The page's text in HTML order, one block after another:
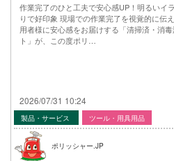
作業完了のひと工夫で安心感UP！明るいイ
りで好印象 現場での作業完了を視覚的に伝
用者様に安心感をお届けする「清掃済・消
ト」が、この度ポリ…
2026/07/31 10:24
製品・サービス ツール・用具用品
ポリッシャー.JP